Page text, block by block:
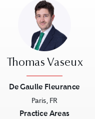
Thomas Vaseux
De Gaulle Fleurance
Paris, FR
Practice Areas